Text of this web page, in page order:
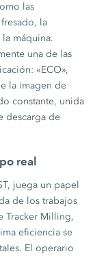
las
la
máquina.
una de las
«ECO»,
la imagen de
constante, unida
descarga de
real
juega un papel
de los trabajos
Tracker Milling,
eficiencia se
El operario